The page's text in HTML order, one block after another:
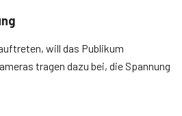
will das Publikum
tragen dazu bei, die Spannung